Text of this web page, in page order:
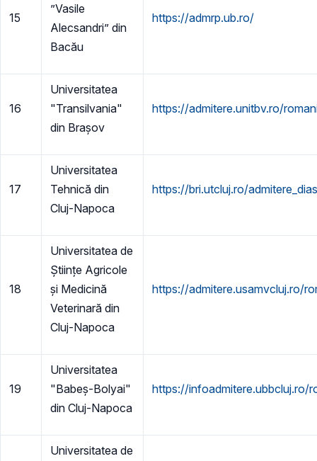
15
”Vasile
Alecsandri” din
Bacău
https://admrp.ub.ro/
16
Universitatea
"Transilvania"
din Brașov
https://admitere.unitbv.ro/
17
Universitatea
Tehnică din
Cluj-Napoca
https://bri.utcluj.ro/
18
Universitatea de
Științe Agricole
și Medicină
Veterinară din
Cluj-Napoca
https://admitere.usamvcluj.ro/
19
Universitatea
"Babeș-Bolyai"
din Cluj-Napoca
https://infoadmitere.ubbcluj.ro/
Universitatea de